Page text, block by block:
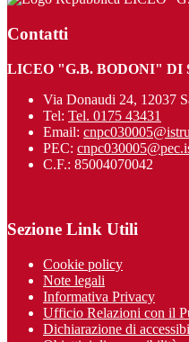
Contatti
LICEO "G.B. BODONI" DI
Via Donaudi 24, 12037
Tel: Tel. 0175 43431
Email:
PEC:
C.F.: 85004070042
Sezione Link Utili
Cookie policy
Note legali
Informativa Privacy
Ufficio Relazioni con il
Dichiarazione di